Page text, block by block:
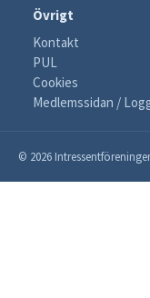
Övrigt
Kontakt
PUL
Cookies
Medlemssidan /
© 2026